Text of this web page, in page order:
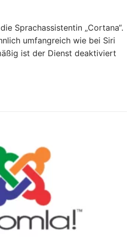
Sprachassistentin „Cortana“.
umfangreich wie bei Siri
ist der Dienst deaktiviert